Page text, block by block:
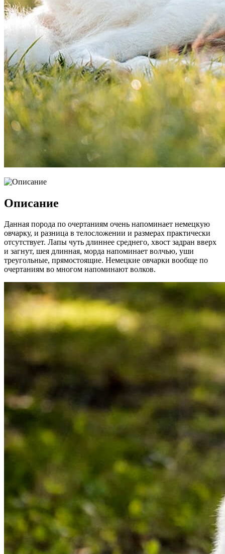
Описание
Данная порода по очертаниям очень напоминает немецкую
овчарку, и разница в телосложении и размерах практически
отсутствует. Лапы чуть длиннее среднего, хвост задран вверх
и загнут, шея длинная, морда напоминает волчью, уши
треугольные, прямостоящие. Немецкие овчарки вообще по
очертаниям во многом напоминают волков.